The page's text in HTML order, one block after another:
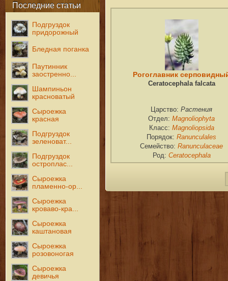
Последние статьи
Подгруздок
придорожный
Бледная поганка
Паутинник
заостренно...
Шампиньон
красноватый
Сыроежка
красная
Подгруздок
зеленоват...
Подгруздок
остроплас...
Сыроежка
пламенно-ор...
Сыроежка
кроваво-кра...
Сыроежка
каштановая
Сыроежка
розовоногая
Сыроежка
девичья
Рогоглавник
Ceratocephala falcata
Царство: Растения
Отдел: Magnoliophyta
Класс: Magnoliopsida
Порядок: Ranunculales
Семейство: Ranunculaceae
Род: Ceratocephala